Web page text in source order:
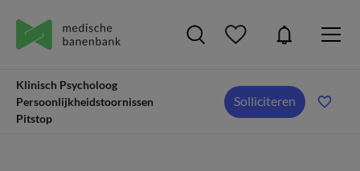
Klinisch Psycholoog
Persoonlijkheidstoornissen
Pitstop
Solliciteren